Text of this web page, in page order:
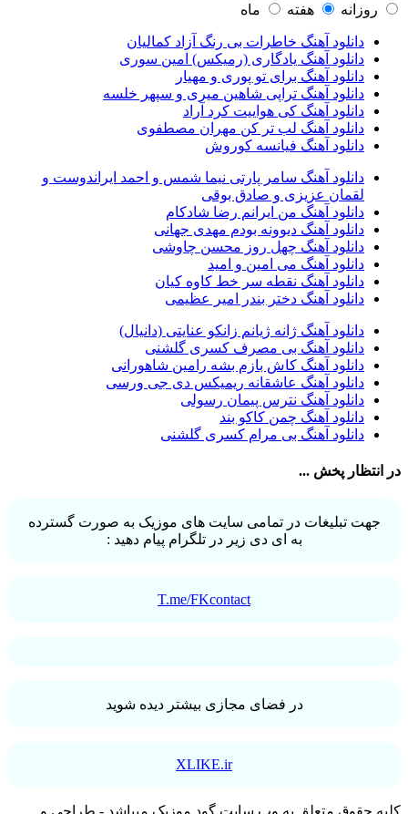
مسعود صادقلو42
مهدی جهانی39
احمد سعیدی39
امین فیاض39
حامد همایون38
بهنام صفوی38
شادمهر عقیلی37
پیوند36
36
رضا شیری36
علی زند وکیلی35
علی عباسی33
علی زارعی33
علی ارشدی33
سینا شعبانخانی32
سیامک عباسی32
حمید هیراد32
شهرام شکوهی
امین رستمی31
احمد صفایی31
یاسر محمودی31
امو بند31
حجت درولی31
سینا سرلک31
رضایا31
یاس29
روزانه هفته ماه
دانلود آهنگ خاطرات بی رنگ آزاد کمالیان
دانلود آهنگ یادگاری (رمیکس) امین سوری
دانلود آهنگ برای تو پوری و مهیار
دانلود آهنگ تراپی شاهین میری و سپهر خلسه
دانلود آهنگ کی هواییت کرد آراد
دانلود آهنگ لب تر کن مهران مصطفوی
دانلود آهنگ فیانسه کوروش
دانلود آهنگ سامر پارتی نیما شمس و احمد ایراندوست و
لقمان عزیزی و صادق بوقی
دانلود آهنگ من ایرانم رضا شادکام
دانلود آهنگ دیوونه بودم مهدی جهانی
دانلود آهنگ چهل روز محسن چاوشی
دانلود آهنگ می امین و امید
دانلود آهنگ نقطه سر خط کاوه کیان
دانلود آهنگ دختر بندر امیر عظیمی
دانلود آهنگ ژانه ژیانم زانکو عنایتی (دانیال)
دانلود آهنگ بی مصرف کسری گلشنی
دانلود آهنگ کاش بازم بشه رامین شاهورانی
دانلود آهنگ عاشقانه ریمیکس دی جی ورسی
دانلود آهنگ نترس پیمان رسولی
دانلود آهنگ چمن کاکو بند
دانلود آهنگ بی مرام کسری گلشنی
در انتظار پخش ...
جهت تبلیغات در تمامی سایت های موزیک به صورت گسترده
به ای دی زیر در تلگرام پیام دهید :
T.me/FKcontact
در فضای مجازی بیشتر دیده شوید
XLIKE.ir